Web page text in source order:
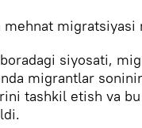
mehnat
siyosati,
migrantlar
tashkil etish va